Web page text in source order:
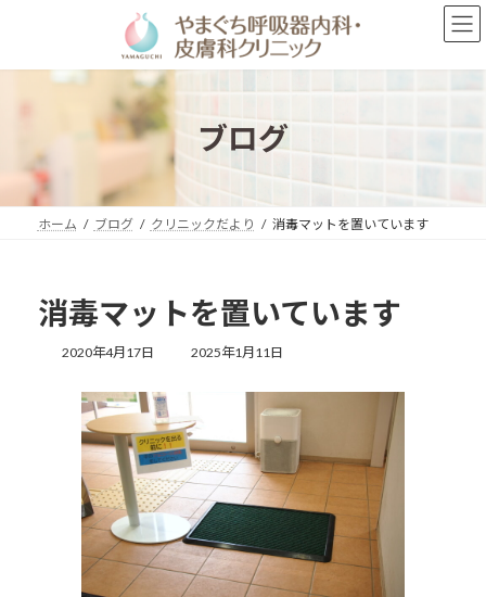
ン
プ
ー
動
ブログ
ホーム ブログ クリニックだより 消毒マットを置いています
消毒マットを置いています
2020年4月17日
最
更
日
時
:
2025年1月11日